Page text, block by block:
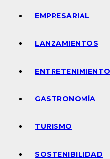
EMPRESARIAL
LANZAMIENTOS
ENTRETENIMIENTO
GASTRONOMÍA
TURISMO
SOSTENIBILIDAD